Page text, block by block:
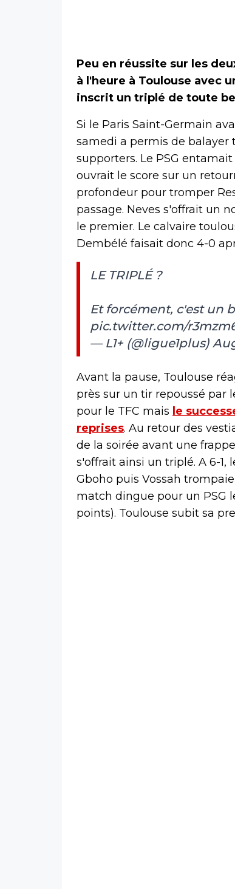
Peu en réussite sur les
à l'heure à Toulouse avec
inscrit un triplé de toute
Si le Paris Saint-Germain
samedi a permis de balayer
supporters. Le PSG
ouvrait le score sur un
profondeur pour tromper
passage. Neves s'offrait un
le premier. Le calvaire
Dembélé faisait donc 4-0
LE TRIPLÉ ?
Et forcément, c'est un
pic.twitter.com/
— L1+ (@ligue1plus)
Avant la pause, Toulouse
près sur un tir repoussé par
pour le TFC mais le
reprises. Au retour des
de la soirée avant une
s'offrait ainsi un triplé. A 6-1,
Gboho puis Vossah
match dingue pour un PSG
points). Toulouse subit sa